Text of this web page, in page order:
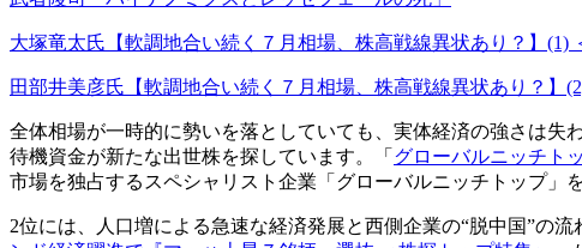
大塚竜太氏【軟調地合い続く７月相場、株高戦線異状あり？】(1)
田部井美彦氏【軟調地合い続く７月相場、株高戦線異状あり？】
全体相場が一時的に勢いを落としていても、実体経済の強さは
待機資金が新たな出世株を探しています。「 グローバルニッチト
市場を独占するスペシャリスト企業「グローバルニッチトップ」
2位には、人口増による急速な経済発展と西側企業の“脱中国”の